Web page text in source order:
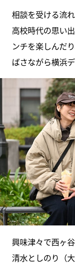
相談を受ける流
高校時代の思い
ンチを楽しんだ
ばさながら横浜デ
興味津々で西ヶ
清水としのり（